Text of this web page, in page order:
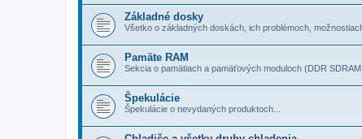
Základné dosky
Všetko o základných doskách, ich problémoch,
Pamäte RAM
Sekcia o pamätiach a pamäťových moduloch (DDR
Špekulácie
Špekulácie o nevydaných produktoch...